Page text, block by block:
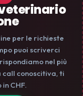
per le richieste
puoi scriverci
nel più
call conoscitiva, ti
CHF.